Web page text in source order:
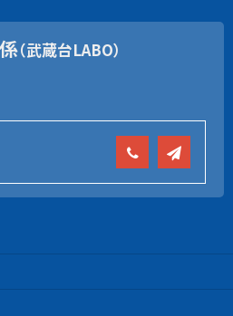
（武蔵台LABO）